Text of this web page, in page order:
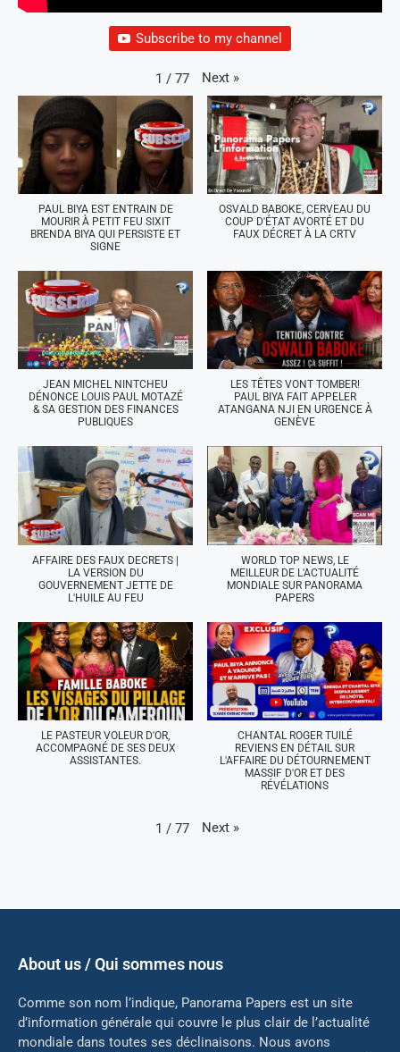
Subscribe to my channel
1 / 77 Next »
PAUL BIYA EST ENTRAIN DE
MOURIR À PETIT FEU SIXIT
BRENDA BIYA QUI PERSISTE ET
SIGNE
OSVALD BABOKE, CERVEAU DU
COUP D'ÉTAT AVORTÉ ET DU
FAUX DÉCRET À LA CRTV
JEAN MICHEL NINTCHEU
DÉNONCE LOUIS PAUL MOTAZÉ
& SA GESTION DES FINANCES
PUBLIQUES
LES TÊTES VONT TOMBER!
PAUL BIYA FAIT APPELER
ATANGANA NJI EN URGENCE À
GENÈVE
AFFAIRE DES FAUX DECRETS |
LA VERSION DU
GOUVERNEMENT JETTE DE
L'HUILE AU FEU
WORLD TOP NEWS, LE
MEILLEUR DE L'ACTUALITÉ
MONDIALE SUR PANORAMA
PAPERS
LE PASTEUR VOLEUR D'OR,
ACCOMPAGNÉ DE SES DEUX
ASSISTANTES.
CHANTAL ROGER TUILÉ
REVIENS EN DÉTAIL SUR
L'AFFAIRE DU DÉTOURNEMENT
MASSIF D'OR ET DES
RÉVÉLATIONS
1 / 77 Next »
About us / Qui sommes nous
Comme son nom l’indique, Panorama Papers est un site
d’information générale qui couvre le plus clair de l’actualité
mondiale dans toutes ses déclinaisons. Nous avons